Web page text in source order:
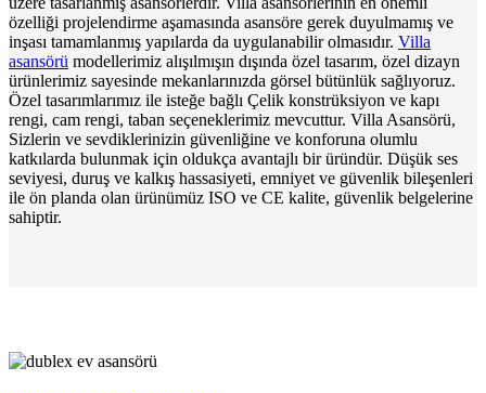
özelliği projelendirme aşamasında asansöre gerek duyulmamış ve
inşası tamamlanmış yapılarda da uygulanabilir olmasıdır. Villa
asansörü modellerimiz alışılmışın dışında özel tasarım, özel dizayn
ürünlerimiz sayesinde mekanlarınızda görsel bütünlük sağlıyoruz.
Özel tasarımlarımız ile isteğe bağlı Çelik konstrüksiyon ve kapı
rengi, cam rengi, taban seçeneklerimiz mevcuttur. Villa Asansörü,
Sizlerin ve sevdiklerinizin güvenliğine ve konforuna olumlu
katkılarda bulunmak için oldukça avantajlı bir üründür. Düşük ses
seviyesi, duruş ve kalkış hassasiyeti, emniyet ve güvenlik bileşenleri
ile ön planda olan ürünümüz ISO ve CE kalite, güvenlik belgelerine
sahiptir.